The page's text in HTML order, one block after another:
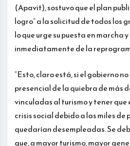
(Apavit), sostuvo que el plan
logro” a la solicitud de todos los
lo que urge su puesta en marcha
inmediatamente de la
“Esto, claro está, si el gobierno
presencial de la quiebra de más
vinculadas al turismo y tener
crisis social debido a las miles de
quedarían desempleadas. Se
que, a mayor turismo, mayor